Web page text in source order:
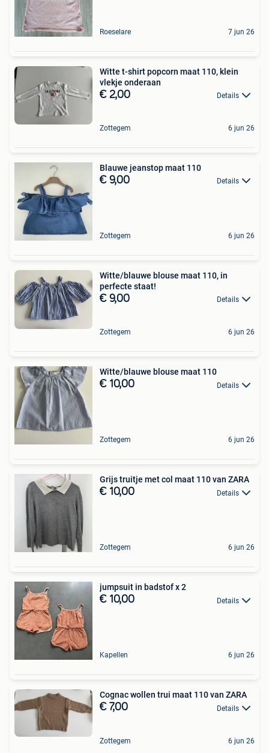
Roeselare 7 jun 26
Witte t-shirt popcorn maat 110, klein
vlekje onderaan
€ 2,00 Details
Zottegem 6 jun 26
Blauwe jeanstop maat 110
€ 9,00 Details
Zottegem 6 jun 26
Witte/blauwe blouse maat 110, in
perfecte staat!
€ 9,00 Details
Zottegem 6 jun 26
Witte/blauwe blouse maat 110
€ 10,00 Details
Zottegem 6 jun 26
Grijs truitje met col maat 110 van ZARA
€ 10,00 Details
Zottegem 6 jun 26
jumpsuit in badstof x 2
€ 10,00 Details
Kapellen 6 jun 26
Cognac wollen trui maat 110 van ZARA
€ 7,00 Details
Zottegem 6 jun 26